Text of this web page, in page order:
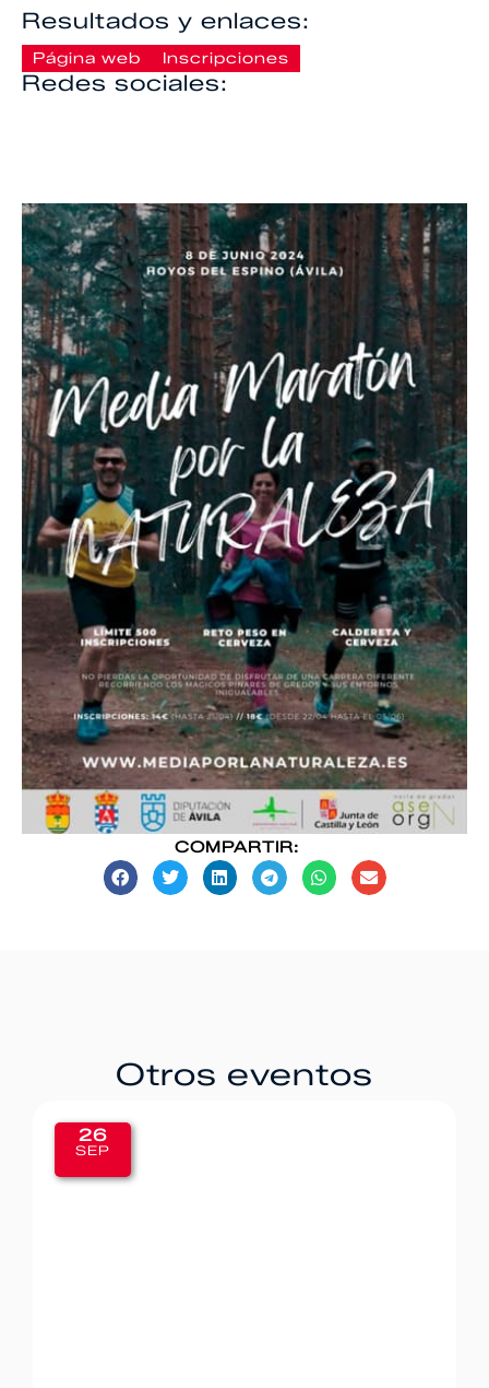
Resultados y enlaces:
Página web Inscripciones
Redes sociales:
COMPARTIR:
Otros eventos
20
SEP